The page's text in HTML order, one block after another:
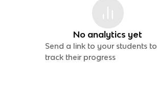
No analytics yet
Send a link to your students to
track their progress